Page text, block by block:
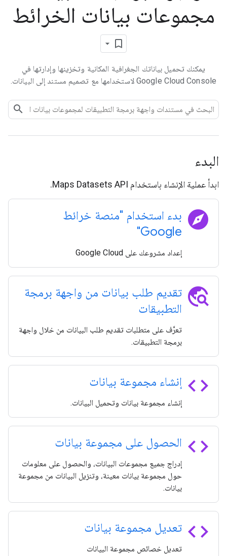
مجموعات بيانات الخرائط
يمكنك تحميل بياناتك الجغرافية المكانية وتخزينها وإدارتها في
Google Cloud Console لاستخدامها مع تصميم مستند إلى البيانات.
البدء
ابدأ عملية الإنشاء باستخدام Maps Datasets API.
explore بدء استخدام "منصة خرائط
Google"
إعداد مشروعك على Google Cloud
travel_explore تقديم طلب بيانات من واجهة برمجة
التطبيقات
تعرَّف على متطلبات تقديم طلب البيانات من خلال واجهة
برمجة التطبيقات.
code إنشاء مجموعة بيانات
إنشاء مجموعة بيانات وتحميل البيانات.
code الحصول على مجموعة بيانات
إدراج جميع مجموعات البيانات، والحصول على معلومات
حول مجموعة بيانات معينة، وتنزيل البيانات من مجموعة
بيانات.
code تعديل مجموعة بيانات
تعديل خصائص مجموعة البيانات